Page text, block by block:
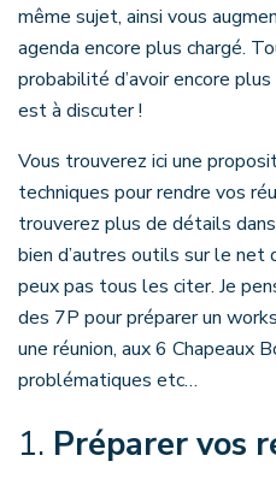
même sujet, ainsi vous
agenda encore plus chargé.
probabilité d’avoir encore
est à discuter !
Vous trouverez ici une
techniques pour rendre vos
trouverez plus de détails
bien d’autres outils sur le net
peux pas tous les citer. Je
des 7P pour préparer un
une réunion, aux 6 Chapeaux
problématiques etc…
1. Préparer vos